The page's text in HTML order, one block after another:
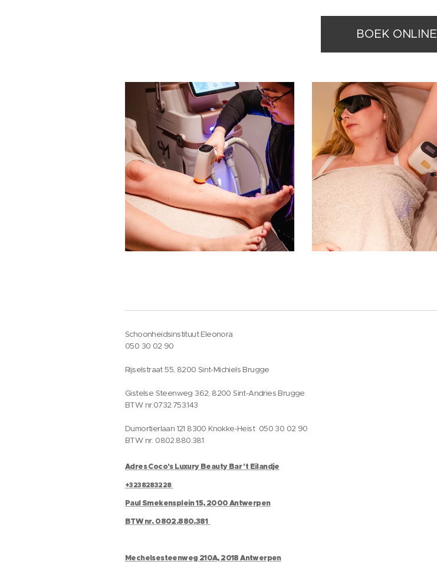
BOEK ONLINE
Schoonheidsinstituut Eleonora
050 30 02 90
Rijselstraat 55, 8200 Sint-Michiels Brugge
Gistelse Steenweg 362, 8200 Sint-Andries Brugge
BTW nr.0732.753.143
Dumortierlaan 121 8300 Knokke-Heist 050 30 02 90
BTW nr. 0802.880.381
Adres Coco's Luxury Beauty Bar 't Eilandje
+3238283228
Paul Smekensplein 15, 2000 Antwerpen
BTW nr. 0802.880.381
Mechelsesteenweg 210A, 2018 Antwerpen